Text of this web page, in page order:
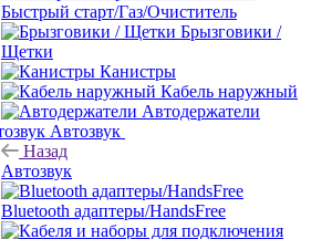
Быстрый старт/Газ/Очиститель
Брызговики /
Щетки
Канистры
Кабель наружный
Автодержатели
Автозвук
Назад
Автозвук
Bluetooth адаптеры/HandsFree